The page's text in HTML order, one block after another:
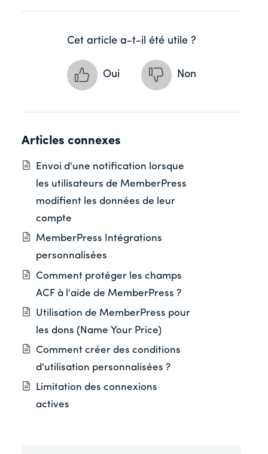
Cet article a-t-il été utile ?
Oui Non
Articles connexes
Envoi d'une notification lorsque
les utilisateurs de MemberPress
modifient les données de leur
compte
MemberPress Intégrations
personnalisées
Comment protéger les champs
ACF à l'aide de MemberPress ?
Utilisation de MemberPress pour
les dons (Name Your Price)
Comment créer des conditions
d'utilisation personnalisées ?
Limitation des connexions
actives